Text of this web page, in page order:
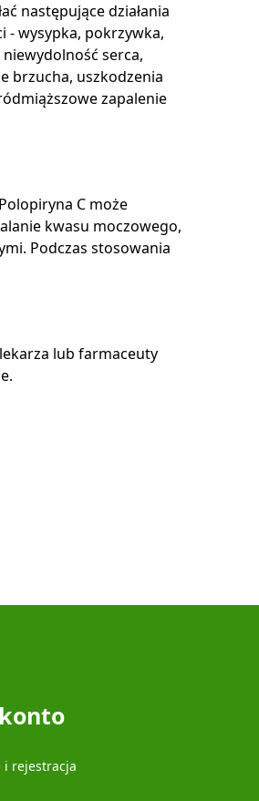
następujące działania
- wysypka, pokrzywka,
serca,
brzucha, uszkodzenia
zapalenie
C może
kwasu moczowego,
Podczas stosowania
lub farmaceuty
i rejestracja